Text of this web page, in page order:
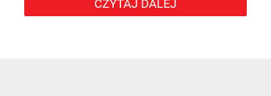
CZYTAJ DALEJ